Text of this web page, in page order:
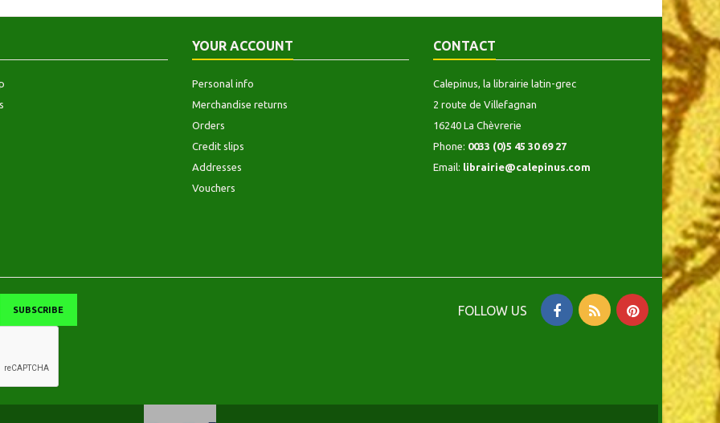
YOUR ACCOUNT
Personal info
Merchandise returns
Orders
Credit slips
Addresses
Vouchers
CONTACT
Calepinus, la librairie latin-grec
2 route de Villefagnan
16240 La Chèvrerie
Phone: 0033 (0)5 45 30 69 27
Email: librairie@calepinus.com
FOLLOW US